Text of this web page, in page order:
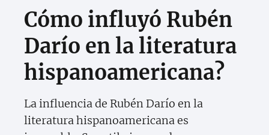
Cómo influyó Rubén
Darío en la literatura
hispanoamericana?
La influencia de Rubén Darío en la
literatura hispanoamericana es